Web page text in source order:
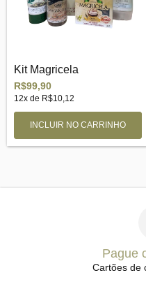
Kit Magricela
R$99,90
12x de R$10,12
Pague
Cartões de